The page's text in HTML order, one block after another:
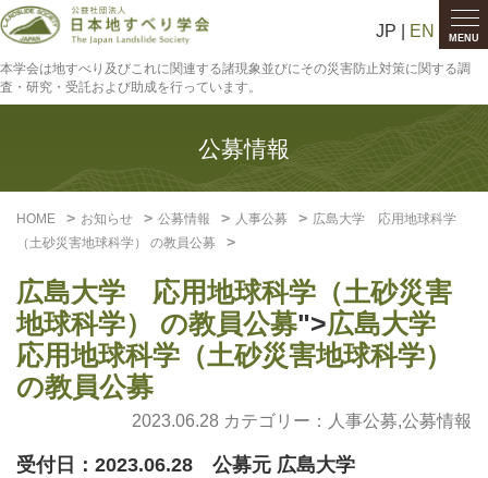
MENU
JP | EN
本学会は地すべり及びこれに関連する諸現象並びにその災害防止対策に関する調
査・研究・受託および助成を行っています。
公募情報
HOME お知らせ 公募情報 人事公募
広島大学 応用地球科学
（土砂災害地球科学） の教員公募
広島大学 応用地球科学（土砂災害
地球科学） の教員公募">広島大学
応用地球科学（土砂災害地球科学）
の教員公募
2023.06.28 カテゴリー： 人事公募,公募情報
受付日：2023.06.28 公募元 広島大学